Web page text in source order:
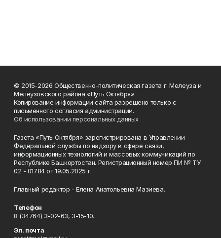
© 2015-2026 Общественно-политическая газета г. Мелеуза и
Мелеузовского района «Путь Октября».
Копирование информации сайта разрешено только с
письменного согласия администрации.
Об использовании персональных данных
Газета «Путь Октября» зарегистрирована в Управлении
Федеральной службы по надзору в сфере связи,
информационных технологий и массовых коммуникаций по
Республике Башкортостан. Регистрационный номер ПИ № ТУ
02 - 01784 от 19.05.2025 г.
Главный редактор - Елена Анатольевна Мазиева.
Телефон
8 (34764) 3-02-63, 3-15-10.
Эл. почта